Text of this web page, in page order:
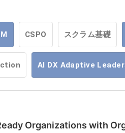
CSPO スクラム基礎
AI DX Adaptive
Organizations with